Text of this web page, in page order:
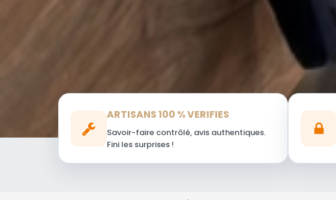
ARTISANS 100 % VERIFIES
Savoir-faire contrôlé, avis authentiques.
Fini les surprises !